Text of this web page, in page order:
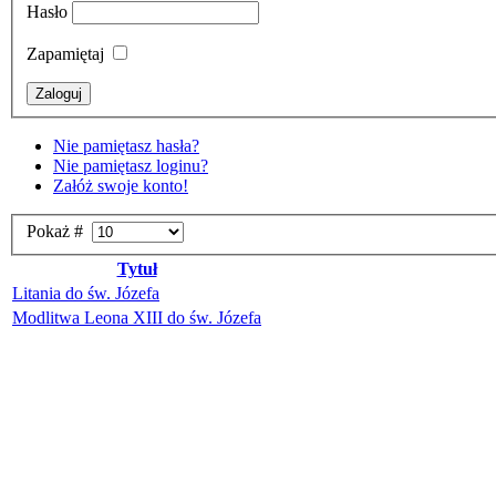
Hasło
Zapamiętaj
Nie pamiętasz hasła?
Nie pamiętasz loginu?
Załóż swoje konto!
Pokaż #
Tytuł
Litania do św. Józefa
Modlitwa Leona XIII do św. Józefa